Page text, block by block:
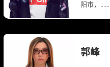
阳市，......
郭峰